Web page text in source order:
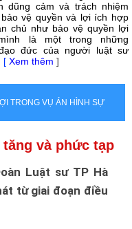
dũng cảm và trách nhiệm
vệ quyền và lợi ích hợp
chủ như bảo vệ quyền lợi
là một trong những
đức của người luật sư
[ Xem thêm ]
TRONG VỤ ÁN HÌNH SỰ
và phức tạp
Luật sư TP Hà
từ giai đoạn điều